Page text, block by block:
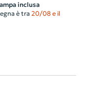
inclusa
è tra 20/08 e il